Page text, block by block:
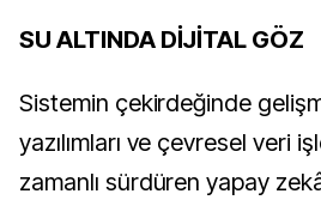
SU ALTINDA DİJİTAL GÖZ
Sistemin çekirdeğinde
yazılımları ve çevresel veri
zamanlı sürdüren yapay